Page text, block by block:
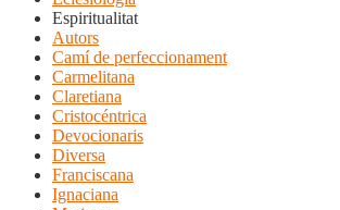
Espiritualitat
Autors
Camí de perfeccionament
Carmelitana
Claretiana
Cristocéntrica
Devocionaris
Diversa
Franciscana
Ignaciana